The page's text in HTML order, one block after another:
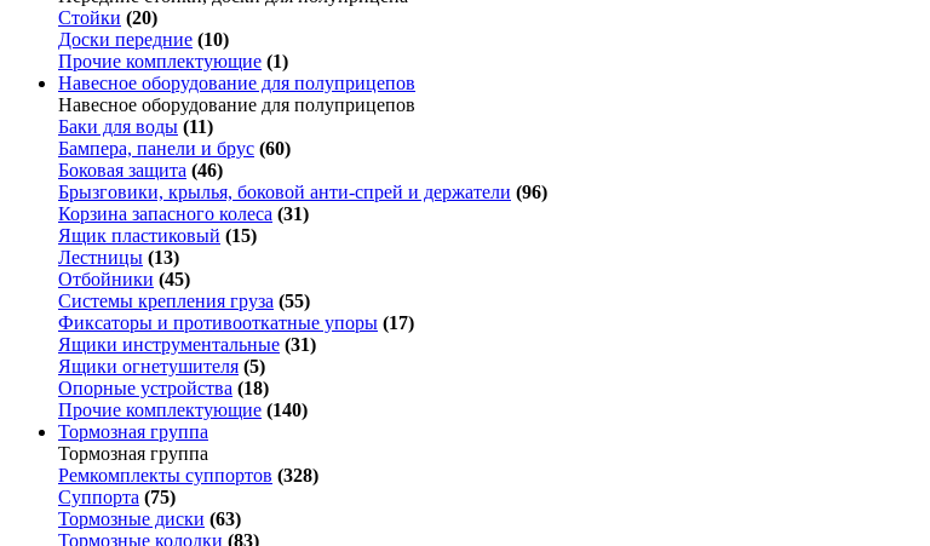
Стойки (20)
Доски передние (10)
Прочие комплектующие (1)
Навесное оборудование для полуприцепов
Навесное оборудование для полуприцепов
Баки для воды (11)
Бампера, панели и брус (60)
Боковая защита (46)
Брызговики, крылья, боковой анти-спрей и держатели (96)
Корзина запасного колеса (31)
Ящик пластиковый (15)
Лестницы (13)
Отбойники (45)
Системы крепления груза (55)
Фиксаторы и противооткатные упоры (17)
Ящики инструментальные (31)
Ящики огнетушителя (5)
Опорные устройства (18)
Прочие комплектующие (140)
Тормозная группа
Тормозная группа
Ремкомплекты суппортов (328)
Суппорта (75)
Тормозные диски (63)
Тормозные колодки (83)